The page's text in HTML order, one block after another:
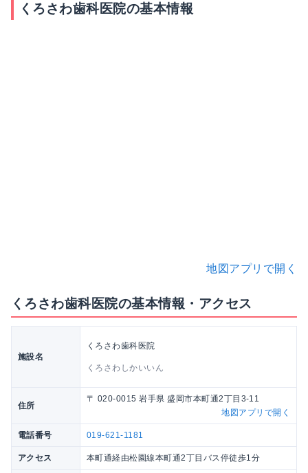
くろさわ歯科医院の基本情報
地図アプリで開く
くろさわ歯科医院の基本情報・アクセス
施設名
くろさわ歯科医院
くろさわしかいいん
住所
〒 020-0015 岩手県 盛岡市本町通2丁目3-11
地図アプリで開く
電話番号 019-621-1181
アクセス 本町通経由松園線本町通2丁目バス停徒歩1分